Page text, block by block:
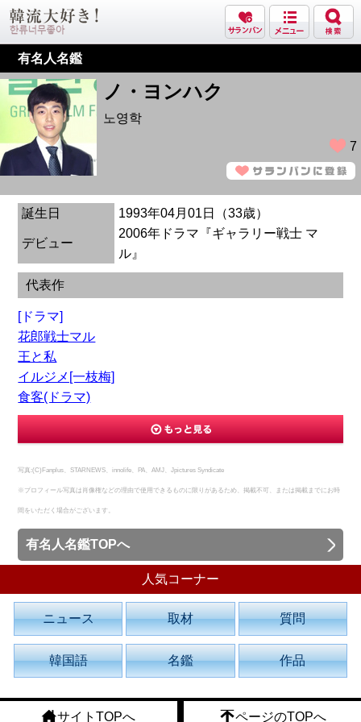
有名人名鑑
ノ・ヨンハク
노영학
7
誕生日 1993年04月01日（33歳）
デビュー
2006年ドラマ『ギャラリー戦士 マ
ル』
代表作
[ドラマ]
花郎戦士マル
王と私
イルジメ[一枝梅]
食客(ドラマ)
写真:(C)Fanplus、STARNEWS、innolife、PA、AMJ、Jpictures Syndicate
※プロフィール写真は肖像権などの理由で使用できるものに限りがあるため、掲載不可、または掲載までにお時
間をいただく場合がございます。
有名人名鑑TOPへ
人気コーナー
ニュース 取材 質問
韓国語 名鑑 作品
サイトTOPへ ページのTOPへ